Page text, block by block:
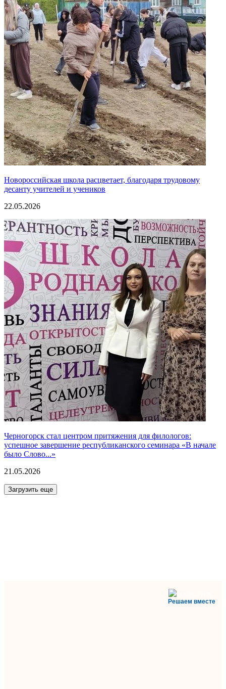
Новороссийская школа расцветает, благодаря трудовому
десанту учителей и учеников
22.05.2026
Черногорск стал центром притяжения для филологов:
успешное завершение республиканского семинара «В начале
было Слово...»
21.05.2026
Загрузить еще
Решаем вместе